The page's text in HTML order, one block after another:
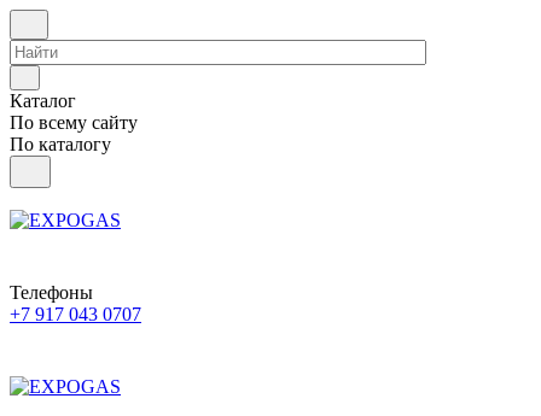
Каталог
По всему сайту
По каталогу
Телефоны
+7 917 043 0707